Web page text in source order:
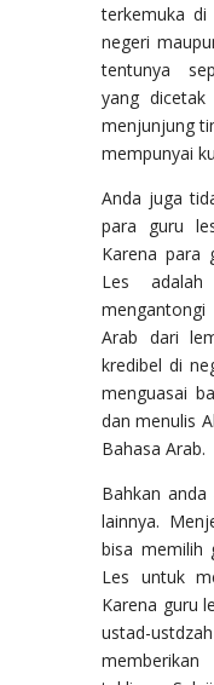
terkemuka di
negeri
tentunya
yang
menjunjung
mempunyai
Anda juga
para guru
Karena para
Les
Arab dari
kredibel di
menguasai
dan menulis
Bahasa Arab.
Bahkan
lainnya.
bisa memilih
Les untuk
Karena guru
ustad-